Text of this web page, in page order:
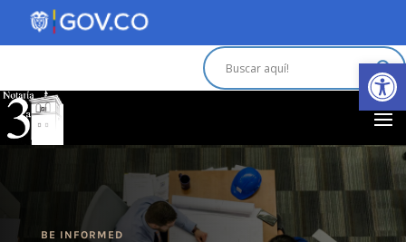
Abrir
BE INFORMED